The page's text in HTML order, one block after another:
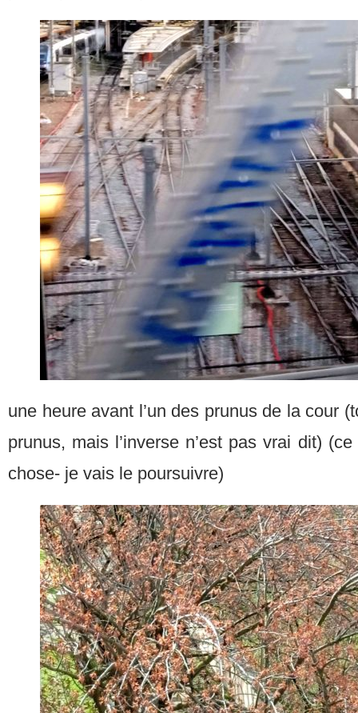
une heure avant l’un des prunus de la cour
prunus, mais l’inverse n’est pas vrai dit) (ce
chose- je vais le poursuivre)